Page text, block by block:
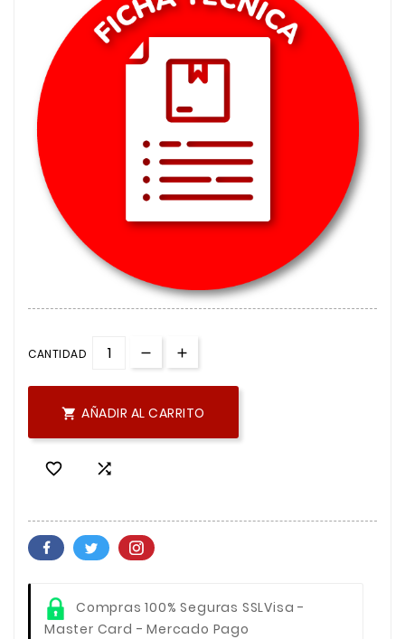
CANTIDAD
 AÑADIR AL CARRITO
 
Compras 100% Seguras SSLVisa -
Master Card - Mercado Pago